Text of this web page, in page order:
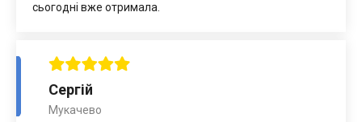
сьогодні вже отримала.
Сергій
Мукачево